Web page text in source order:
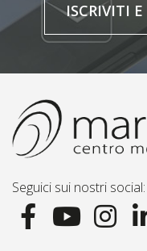
ISCRIVITI
Seguici sui nostri social: